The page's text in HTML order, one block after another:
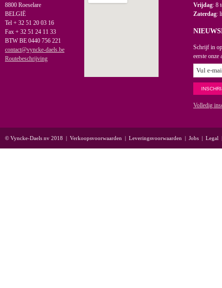
8800 Roeselare
BELGIË
Tel + 32 51 20 03 16
Fax + 32 51 24 11 33
BTW BE 0440 756 221
contact@vyncke-daels.be
Routebeschrijving
Vrijdag: 8
Zaterdag:
Schrijf in
eerste onze
Volledig
© Vyncke-Daels nv 2018 | Verkoopsvoorwaarden | Leveringsvoorwaarden | Jobs | Legal